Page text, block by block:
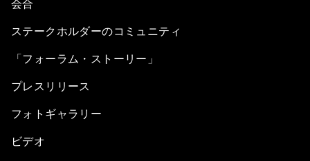
会合
ステークホルダーのコミュニティ
「フォーラム・ストーリー」
プレスリリース
フォトギャラリー
ビデオ